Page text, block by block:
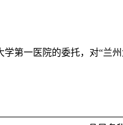
学第一医院的委托，对“兰